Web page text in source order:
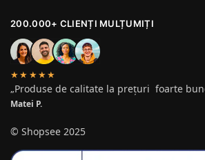
200.000+ CLIENȚI MULȚUMIȚI
★★★★★
„Produse de calitate la prețuri foarte
Matei P.
© Shopsee 2025